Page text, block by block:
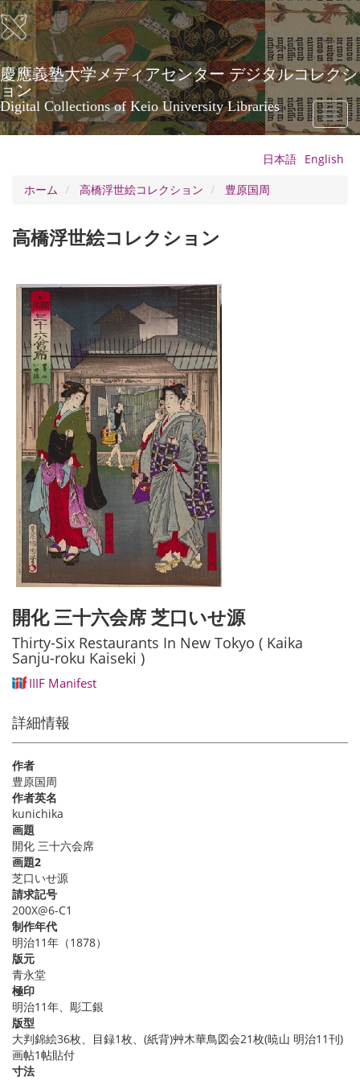
メ
イ
ン
コ
ン
テ
ン
ツ
に
慶應義塾大学メディアセンター デジタルコレクシ
ョン
Digital Collections of Keio University Libraries
Toggle
日本語 English
ホーム
高橋浮世絵コレクション 豊原国周
高橋浮世絵コレクション
開化 三十六会席 芝口いせ源
Thirty-Six Restaurants In New Tokyo ( Kaika
Sanju-roku Kaiseki )
IIIF Manifest
詳細情報
作者
豊原国周
作者英名
kunichika
画題
開化 三十六会席
画題2
芝口いせ源
請求記号
200X@6-C1
制作年代
明治11年（1878）
版元
青永堂
極印
明治11年、彫工銀
版型
大判錦絵36枚、目録1枚、(紙背)艸木華鳥図会21枚(暁山 明治11刊)
画帖1帖貼付
寸法